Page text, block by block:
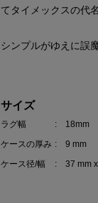
てタイメックスの代
シンプルがゆえに誤
サイズ
ラグ幅
: 18mm
ケースの厚み : 9 mm
ケース径/幅
: 37 mm x